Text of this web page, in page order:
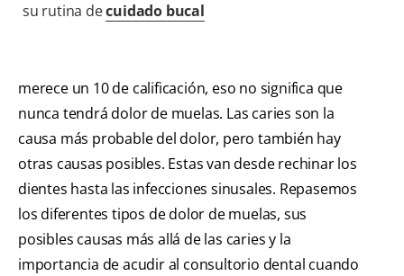
su rutina decuidado bucal
merece un 10 de calificación, eso no significa que
nunca tendrá dolor de muelas. Las caries son la
causa más probable del dolor, pero también hay
otras causas posibles. Estas van desde rechinar los
dientes hasta las infecciones sinusales. Repasemos
los diferentes tipos de dolor de muelas, sus
posibles causas más allá de las caries y la
importancia de acudir al consultorio dental cuando